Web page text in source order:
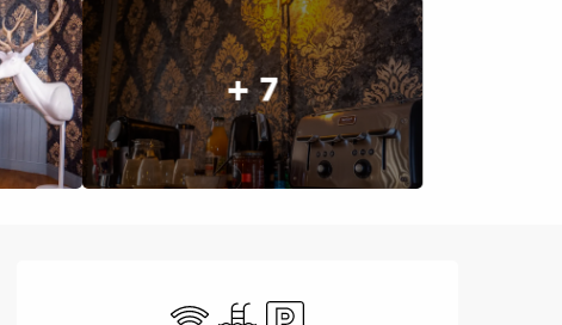
+ 7
Horarios y datos
Wifi PiscinaAparcamiento